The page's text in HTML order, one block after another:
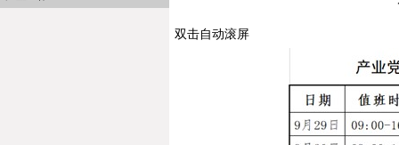
双击自动滚屏